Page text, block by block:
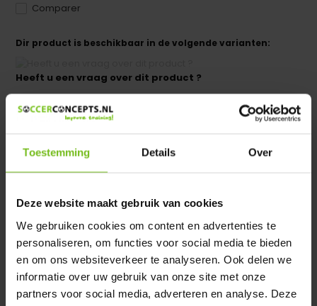
Toestemming Details Over
Deze website maakt gebruik van cookies
We gebruiken cookies om content en advertenties te
personaliseren, om functies voor social media te bieden
en om ons websiteverkeer te analyseren. Ook delen we
informatie over uw gebruik van onze site met onze
partners voor social media, adverteren en analyse. Deze
Comparer
Dir product is beschikbaar in de volgende varianten:
Heeft u een vraag over dit product ?
We helpen u graag met meer informatie
Verstuur email
Description du produit
Évaluations
Partager